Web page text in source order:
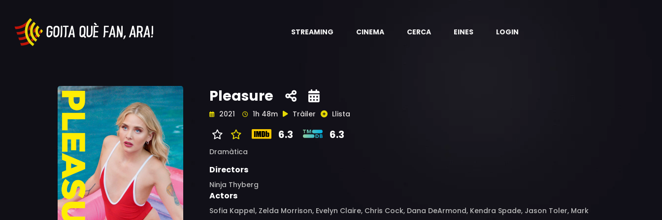
STREAMING CINEMA CERCA EINES LOGIN
Pleasure
2021 1h 48m Tràiler Llista
6.3 6.3
Dramàtica
Directors
Ninja Thyberg
Actors
Sofia Kappel, Zelda Morrison, Evelyn Claire, Chris Cock, Dana DeArmond, Kendra Spade, Jason Toler, Mark